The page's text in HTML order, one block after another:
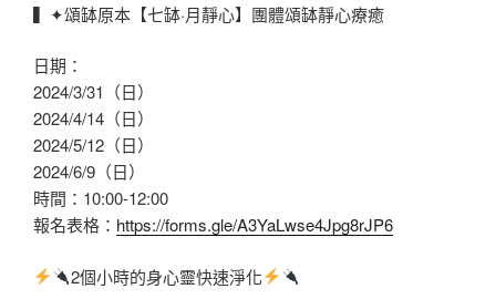
▍✦頌缽原本【七缽·月靜心】團體頌缽靜心療癒
日期：
2024/3/31（日）
2024/4/14（日）
2024/5/12（日）
2024/6/9（日）
時間：10:00-12:00
報名表格： https://forms.gle/A3YaLwse4Jpg8rJP6
2個小時的身心靈快速淨化